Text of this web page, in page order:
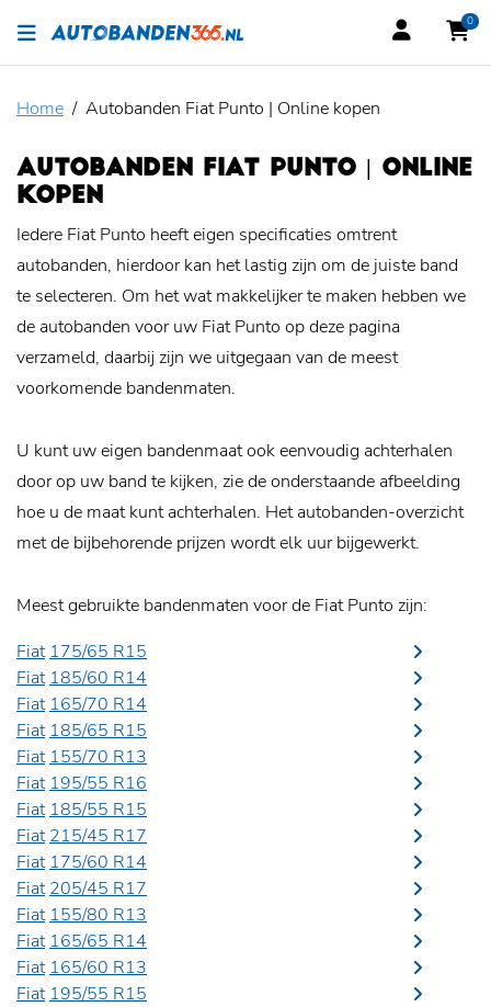
0
Home Autobanden Fiat Punto | Online kopen
AUTOBANDEN FIAT PUNTO | ONLINE
KOPEN
Iedere Fiat Punto heeft eigen specificaties omtrent
autobanden, hierdoor kan het lastig zijn om de juiste band
te selecteren. Om het wat makkelijker te maken hebben we
de autobanden voor uw Fiat Punto op deze pagina
verzameld, daarbij zijn we uitgegaan van de meest
voorkomende bandenmaten.
U kunt uw eigen bandenmaat ook eenvoudig achterhalen
door op uw band te kijken, zie de onderstaande afbeelding
hoe u de maat kunt achterhalen. Het autobanden-overzicht
met de bijbehorende prijzen wordt elk uur bijgewerkt.
Meest gebruikte bandenmaten voor de Fiat Punto zijn:
Fiat 175/65 R15
Fiat 185/60 R14
Fiat 165/70 R14
Fiat 185/65 R15
Fiat 155/70 R13
Fiat 195/55 R16
Fiat 185/55 R15
Fiat 215/45 R17
Fiat 175/60 R14
Fiat 205/45 R17
Fiat 155/80 R13
Fiat 165/65 R14
Fiat 165/60 R13
Fiat 195/55 R15